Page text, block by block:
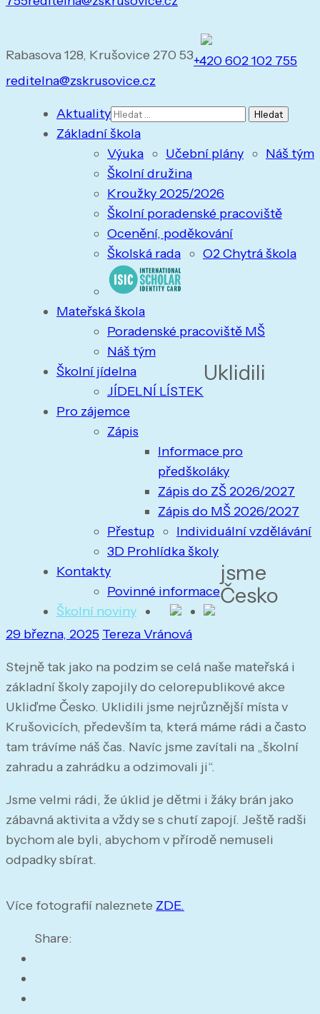
Rabasova 128, Krušovice 270 53+420 602 102 755
reditelna@zskrusovice.cz
Aktuality
Základní škola
Výuka
Učební plány
Náš tým
Školní družina
Kroužky 2025/2026
Školní poradenské pracoviště
Ocenění, poděkování
Školská rada
O2 Chytrá škola
Mateřská škola
Poradenské pracoviště MŠ
Náš tým
Školní jídelna
JÍDELNÍ LÍSTEK
Pro zájemce
Zápis
Informace pro
předškoláky
Zápis do ZŠ 2026/2027
Zápis do MŠ 2026/2027
Přestup
Individuální vzdělávání
3D Prohlídka školy
Kontakty
Povinné informace
Školní noviny
Vyhledávání
Uklidili
jsme
Česko
29 března, 2025 Tereza Vránová
Stejně tak jako na podzim se celá naše mateřská i
základní školy zapojily do celorepublikové akce
Ukliďme Česko. Uklidili jsme nejrůznější místa v
Krušovicích, především ta, která máme rádi a často
tam trávíme náš čas. Navíc jsme zavítali na „školní
zahradu a zahrádku a odzimovali ji“.
Jsme velmi rádi, že úklid je dětmi i žáky brán jako
zábavná aktivita a vždy se s chutí zapojí. Ještě radši
bychom ale byli, abychom v přírodě nemuseli
odpadky sbírat.
Více fotografií naleznete ZDE.
Share: